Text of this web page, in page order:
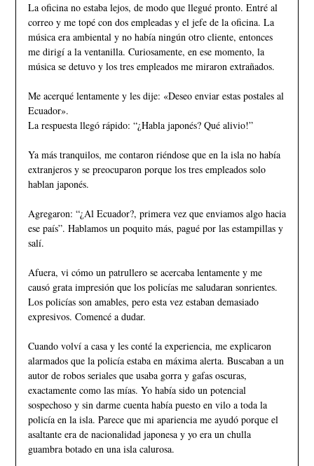
La oficina no estaba lejos, de modo que llegué pronto. Entré al
correo y me topé con dos empleadas y el jefe de la oficina. La
música era ambiental y no había ningún otro cliente, entonces
me dirigí a la ventanilla. Curiosamente, en ese momento, la
música se detuvo y los tres empleados me miraron extrañados.
Me acerqué lentamente y les dije: «Deseo enviar estas postales al
Ecuador».
La respuesta llegó rápido: “¿Habla japonés? Qué alivio!”
Ya más tranquilos, me contaron riéndose que en la isla no había
extranjeros y se preocuparon porque los tres empleados solo
hablan japonés.
Agregaron: “¿Al Ecuador?, primera vez que enviamos algo hacia
ese país”. Hablamos un poquito más, pagué por las estampillas y
salí.
Afuera, vi cómo un patrullero se acercaba lentamente y me
causó grata impresión que los policías me saludaran sonrientes.
Los policías son amables, pero esta vez estaban demasiado
expresivos. Comencé a dudar.
Cuando volví a casa y les conté la experiencia, me explicaron
alarmados que la policía estaba en máxima alerta. Buscaban a un
autor de robos seriales que usaba gorra y gafas oscuras,
exactamente como las mías. Yo había sido un potencial
sospechoso y sin darme cuenta había puesto en vilo a toda la
policía en la isla. Parece que mi apariencia me ayudó porque el
asaltante era de nacionalidad japonesa y yo era un chulla
guambra botado en una isla calurosa.